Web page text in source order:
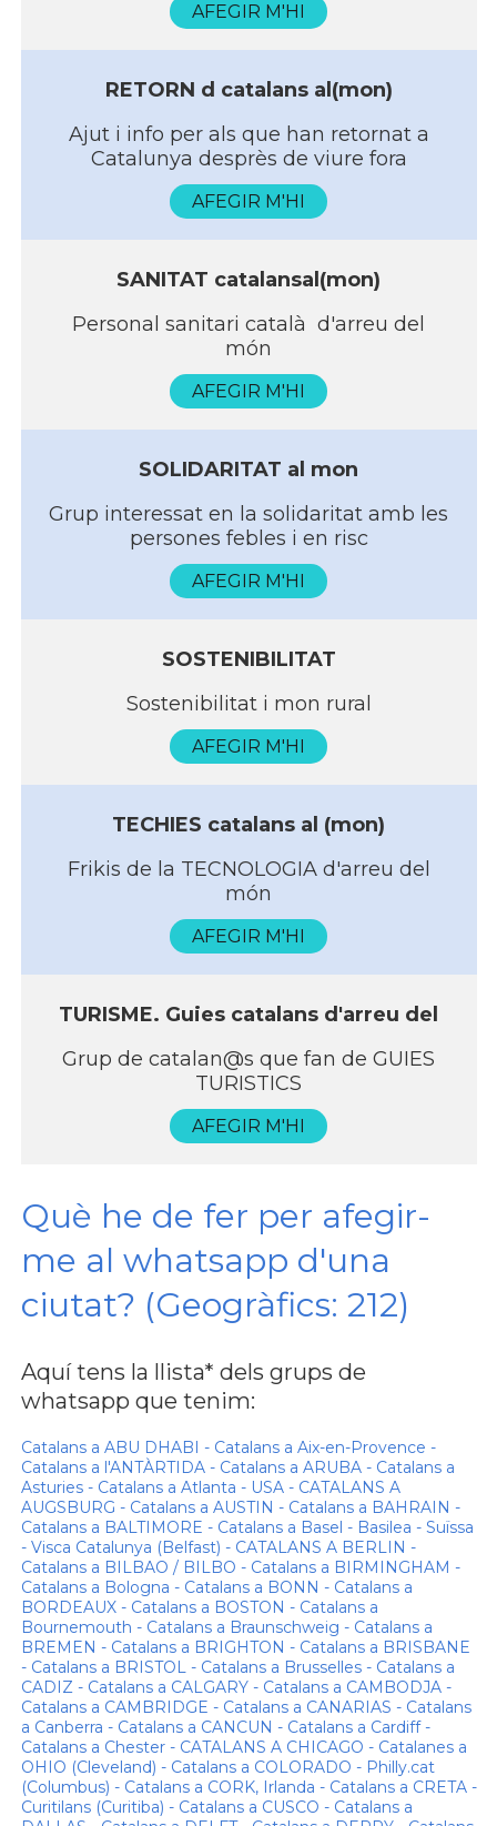
AFEGIR M'HI
RETORN d catalans al(mon)
Ajut i info per als que han retornat a
Catalunya desprès de viure fora
AFEGIR M'HI
SANITAT catalansal(mon)
Personal sanitari català d'arreu del
món
AFEGIR M'HI
SOLIDARITAT al mon
Grup interessat en la solidaritat amb les
persones febles i en risc
AFEGIR M'HI
SOSTENIBILITAT
Sostenibilitat i mon rural
AFEGIR M'HI
TECHIES catalans al (mon)
Frikis de la TECNOLOGIA d'arreu del
món
AFEGIR M'HI
TURISME. Guies catalans d'arreu del
Grup de catalan@s que fan de GUIES
TURISTICS
AFEGIR M'HI
Què he de fer per afegir-
me al whatsapp d'una
ciutat? (Geogràfics: 212)
Aquí tens la llista* dels grups de
whatsapp que tenim:
Catalans a ABU DHABI - Catalans a Aix-en-Provence -
Catalans a l'ANTÀRTIDA - Catalans a ARUBA - Catalans a
Asturies - Catalans a Atlanta - USA - CATALANS A
AUGSBURG - Catalans a AUSTIN - Catalans a BAHRAIN -
Catalans a BALTIMORE - Catalans a Basel - Basilea - Suïssa
- Visca Catalunya (Belfast) - CATALANS A BERLIN -
Catalans a BILBAO / BILBO - Catalans a BIRMINGHAM -
Catalans a Bologna - Catalans a BONN - Catalans a
BORDEAUX - Catalans a BOSTON - Catalans a
Bournemouth - Catalans a Braunschweig - Catalans a
BREMEN - Catalans a BRIGHTON - Catalans a BRISBANE
- Catalans a BRISTOL - Catalans a Brusselles - Catalans a
CADIZ - Catalans a CALGARY - Catalans a CAMBODJA -
Catalans a CAMBRIDGE - Catalans a CANARIAS - Catalans
a Canberra - Catalans a CANCUN - Catalans a Cardiff -
Catalans a Chester - CATALANS A CHICAGO - Catalanes a
OHIO (Cleveland) - Catalans a COLORADO - Philly.cat
(Columbus) - Catalans a CORK, Irlanda - Catalans a CRETA -
Curitilans (Curitiba) - Catalans a CUSCO - Catalans a